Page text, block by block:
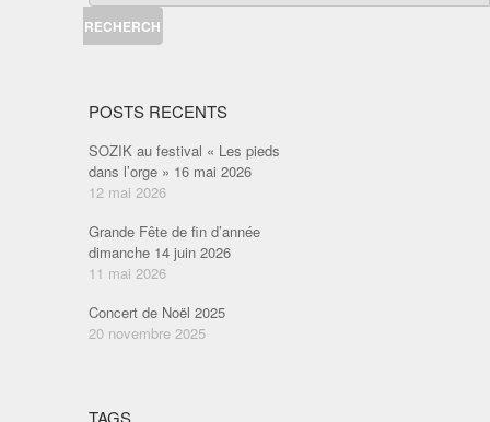
POSTS RECENTS
SOZIK au festival « Les pieds
dans l’orge » 16 mai 2026
12 mai 2026
Grande Fête de fin d’année
dimanche 14 juin 2026
11 mai 2026
Concert de Noël 2025
20 novembre 2025
TAGS